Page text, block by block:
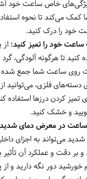
خاص ساعت خود
کمک می‌کند تا نحوه
خود را درک کنید.
خود را تمیز کنید:
تا هرگونه آلودگی، گرد
ساعت شما جمع شده
دسته‌های فلزی، می‌توانید
تمیز کردن درزها استفاده
و خشک کنید.
ساعت در معرض دمای
شدید می‌تواند به اجزای
بر دقت و عملکرد آن تأثیر
خورشید دور نگه دارید و